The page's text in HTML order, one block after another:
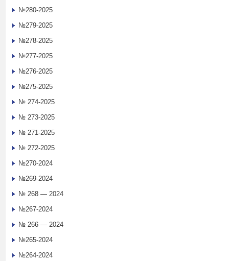
№280-2025
№279-2025
№278-2025
№277-2025
№276-2025
№275-2025
№ 274-2025
№ 273-2025
№ 271-2025
№ 272-2025
№270-2024
№269-2024
№ 268 — 2024
№267-2024
№ 266 — 2024
№265-2024
№264-2024